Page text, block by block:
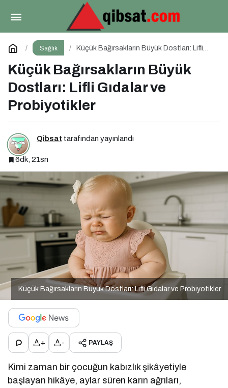
Sağlık
Küçük Bağırsakların Büyük Dostları: Lifli
Küçük Bağırsakların Büyük
Dostları: Lifli Gıdalar ve
Probiyotikler
Qibsat tarafından yayınlandı
6dk, 21sn
Küçük Bağırsakların Büyük Dostları: Lifli Gıdalar ve Probiyotikler
+ - PAYLAŞ
Kimi zaman bir çocuğun kabızlık şikâyetiyle
başlayan hikâye, aylar süren karın ağrıları,
Malnütrisyonun Sessiz Biçimi: Mikrobesin
Eksikliklerinin Nörogelişim Üzerindeki Etkisi
Yorum Yap